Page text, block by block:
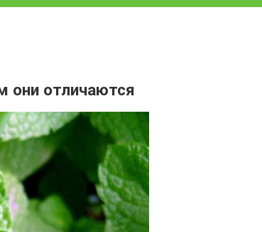
они отличаются